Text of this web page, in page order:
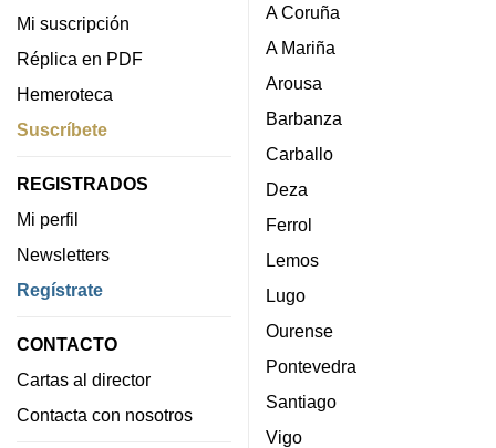
Mi suscripción
Réplica en PDF
Hemeroteca
Suscríbete
REGISTRADOS
Mi perfil
Newsletters
Regístrate
CONTACTO
Cartas al director
Contacta con nosotros
A Coruña
A Mariña
Arousa
Barbanza
Carballo
Deza
Ferrol
Lemos
Lugo
Ourense
Pontevedra
Santiago
Vigo